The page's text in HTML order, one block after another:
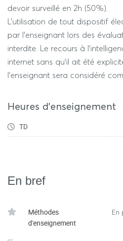
devoir surveillé en 2h (50%).
L’utilisation de tout dispositif
par l’enseignant lors des
interdite. Le recours à
internet sans qu'il ait été
l'enseignant sera considéré
Heures d'enseignement
TD
En bref
Méthodes
d'enseignement
En